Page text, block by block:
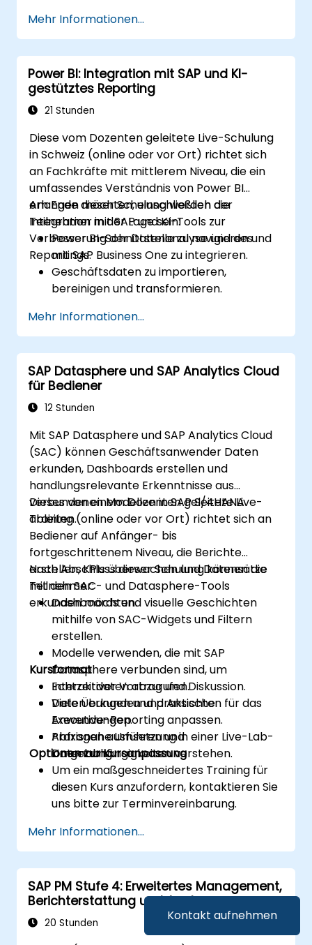
Kontakt aufnehmen
Mehr Informationen...
Power BI: Integration mit SAP und KI-
gestütztes Reporting
21 Stunden
Diese vom Dozenten geleitete Live-Schulung
in Schweiz (online oder vor Ort) richtet sich
an Fachkräfte mit mittlerem Niveau, die ein
umfassendes Verständnis von Power BI
erlangen möchten, einschließlich der
Integration mit SAP und KI-Tools zur
Verbesserung der Datenanalyse und des
Reportings.
Am Ende dieser Schulung werden die
Teilnehmer in der Lage sein:
Power BI-Schnittstelle zu navigieren und
mit SAP Business One zu integrieren.
Geschäftsdaten zu importieren,
bereinigen und transformieren.
für tiefe Einblicke anwenden.
Überzeugende Visualisierungen und
Dashboards erstellen.
KI-Tools wie Copilot und ChatGPT für
erweitertes Reporting nutzen.
Power BI-Berichte effektiv
Mehr Informationen...
SAP Datasphere und SAP Analytics Cloud
für Bediener
12 Stunden
Mit SAP Datasphere und SAP Analytics Cloud
(SAC) können Geschäftsanwender Daten
erkunden, Dashboards erstellen und
handlungsrelevante Erkenntnisse aus
verbundenen Modellen in SAP S/4HANA
ableiten.
Dieses von einem Dozenten geleitete Live-
Training (online oder vor Ort) richtet sich an
Bediener auf Anfänger- bis
fortgeschrittenem Niveau, die Berichte
erstellen, KPIs überwachen und Datensätze
mit den SAC- und Datasphere-Tools
erkunden möchten.
Nach Abschluss dieser Schulung können die
Teilnehmer:
Dashboards und visuelle Geschichten
mithilfe von SAC-Widgets und Filtern
erstellen.
Modelle verwenden, die mit SAP
Datasphere verbunden sind, um
Echtzeitdaten abzurufen.
Daten erkunden und Ansichten für das
Executive-Reporting anpassen.
Abfragen ausführen und
Datenabhängigkeiten verstehen.
Kursformat
Interaktiver Vortrag und Diskussion.
Viele Übungen und praktische
Anwendungen.
Praxisnahe Umsetzung in einer Live-Lab-
Umgebung.
Optionen zur Kursanpassung
Um ein maßgeschneidertes Training für
diesen Kurs anzufordern, kontaktieren Sie
uns bitte zur Terminvereinbarung.
Mehr Informationen...
SAP PM Stufe 4: Erweitertes Management,
Berichterstattung und Analyse
20 Stunden